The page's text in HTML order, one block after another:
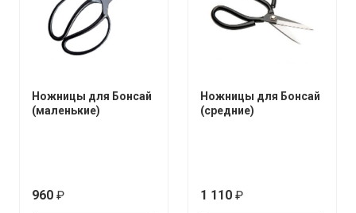
Ножницы для Бонсай
(маленькие)
960
Ножницы для Бонсай
(средние)
1 110